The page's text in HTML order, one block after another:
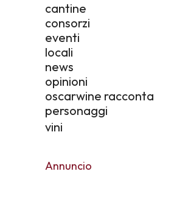
cantine
consorzi
eventi
locali
news
opinioni
oscarwine racconta
personaggi
vini
Annuncio